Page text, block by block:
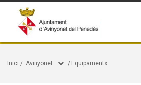
Inici / Avinyonet / Equipaments